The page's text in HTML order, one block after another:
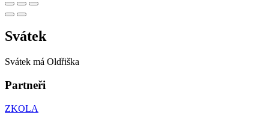
Svátek
Svátek má Oldřiška
Partneři
ZKOLA